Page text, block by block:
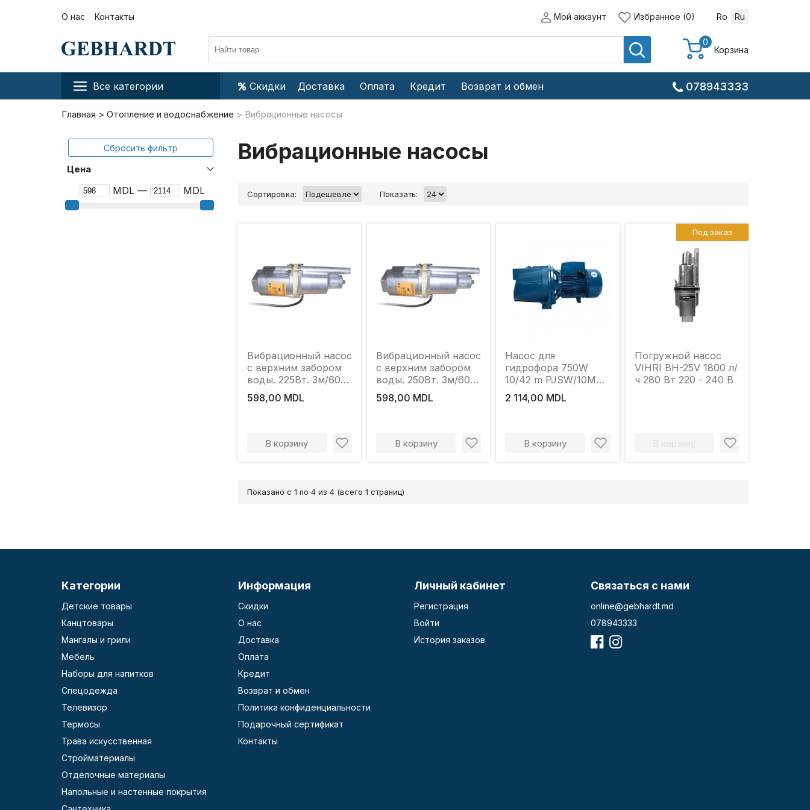
О нас Контакты Мой аккаунт Избранное (0) Ro Ru
0
Корзина
Все категории Скидки Доставка Оплата Кредит Возврат и обмен 078943333
Главная Отопление и водоснабжение Вибрационные насосы
Сбросить фильтр
Цена
MDL — MDL
Вибрационные насосы
Сортировка: Показать:
Вибрационный насос
с верхним забором
воды. 225Вт. 3м/60м.
18л/мин. MPN
ДНЕСТР
598,00 MDL
В корзину
Вибрационный насос
с верхним забором
воды. 250Вт. 3м/60м,
MPN ДНЕСТР
598,00 MDL
В корзину
Насос для
гидрофора 750W
10/42 m PJSW/10M
POWER +
2 114,00 MDL
В корзину
Погружной насос
VIHRI BH-25V 1800 л/
ч 280 Вт 220 - 240 В
В корзину
Под заказ
Показано с 1 по 4 из 4 (всего 1 страниц)
Категории
Детские товары
Канцтовары
Мангалы и грили
Мебель
Наборы для напитков
Спецодежда
Телевизор
Термосы
Трава искусственная
Стройматериалы
Отделочные материалы
Напольные и настенные покрытия
Информация
Скидки
О нас
Доставка
Оплата
Кредит
Возврат и обмен
Политика конфиденциальности
Подарочный сертификат
Контакты
Личный кабинет
Регистрация
Войти
История заказов
Связаться с нами
online@gebhardt.md
078943333